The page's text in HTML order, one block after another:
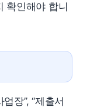
확인해야 합니
장”, “제출서